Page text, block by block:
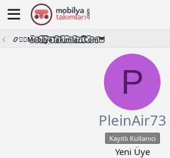
📿🧙‍♂️M͜͡o͜͡b͜͡i͜͡l͜͡y͜͡a͜͡T͜͡a͜͡k͜͡i͜͡m͜͡l͜͡a͜͡r͜͡i͜͡.͜͡C͜͡o͜͡m͜͡🦉
P
PleinAir73
Kayıtlı Kullanıcı
Yeni Üye